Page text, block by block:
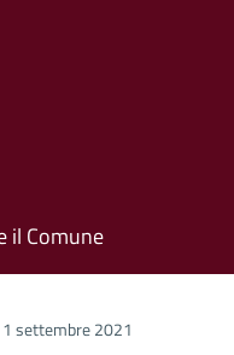
il Comune
1 settembre 2021